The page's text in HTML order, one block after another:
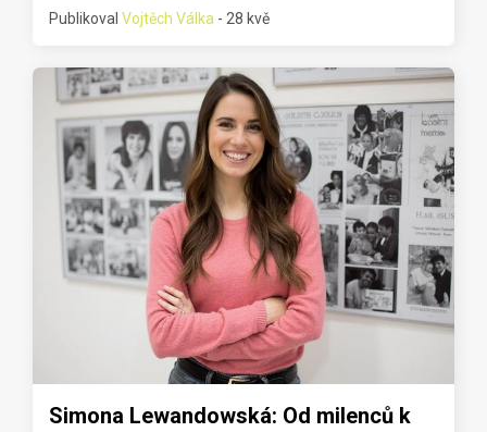
Publikoval Vojtěch Válka - 28 kvě
Simona Lewandowská: Od milenců k